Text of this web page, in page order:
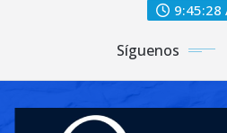
9:45:31
Síguenos